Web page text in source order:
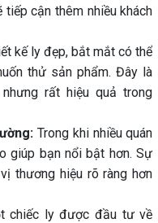
cận thêm nhiều khách
kế ly đẹp, bắt mắt có thể
thử sản phẩm. Đây là
rất hiệu quả trong
Trong khi nhiều quán
giúp bạn nổi bật hơn. Sự
thương hiệu rõ ràng hơn
chiếc ly được đầu tư về